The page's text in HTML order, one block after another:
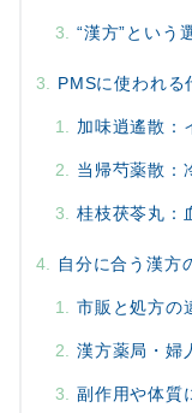
“漢方”という
PMSに使われる
加味逍遙散：
当帰芍薬散：
桂枝茯苓丸：
自分に合う漢方
市販と処方の
漢方薬局・婦
副作用や体質